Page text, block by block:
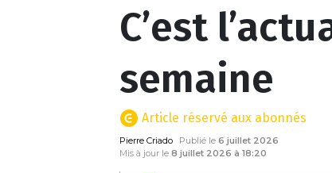
C’est
semaine
Article réservé aux abonnés
Pierre Criado Publié le 6 juillet 2026
Mis à jour le 8 juillet 2026 à 18:20